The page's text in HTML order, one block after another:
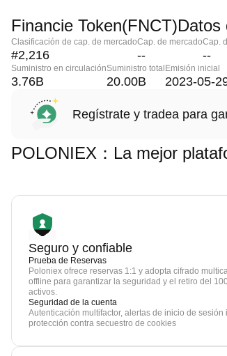
Financie
Clasificación de cap. de mercado
#2,216
Cap. de mercado
--
Cap.
--
Suministro en circulación
3.76B
Suministro total
20.00B
Emisión inicial
2023-05-
Regístrate y tradea para
POLONIEX：La mejor
Seguro y confiable
Prueba de Reservas
Poloniex ofrece reservas 1:1 y adopta cifrado
offline para garantizar la seguridad y el retiro del
activos.
Seguridad de la cuenta
Autenticación multifactor, alertas de inicio de sesión
protección contra secuestro de cookies